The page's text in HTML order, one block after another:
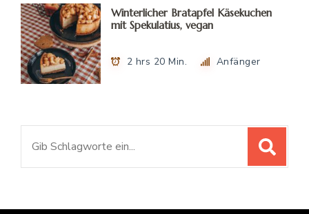
Winterlicher Bratapfel Käsekuchen
mit Spekulatius, vegan
2 hrs 20 Min. Anfänger